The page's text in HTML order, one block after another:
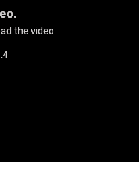
the video.